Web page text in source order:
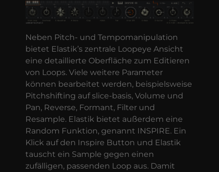
Neben Pitch- und Tempomanipulation
bietet Elastik’s zentrale Loopeye Ansicht
eine detaillierte Oberfläche zum Editieren
von Loops. Viele weitere Parameter
können bearbeitet werden, beispielsweise
Pitchshifting auf slice-basis, Volume und
Pan, Reverse, Formant, Filter und
Resample. Elastik bietet außerdem eine
Random Funktion, genannt INSPIRE. Ein
Klick auf den Inspire Button und Elastik
tauscht ein Sample gegen einen
zufälligen, passenden Loop aus. Damit